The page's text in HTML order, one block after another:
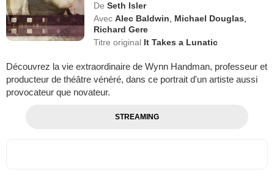
De Seth Isler
Avec Alec Baldwin Michael Douglas
Richard Gere
Titre original It Takes a Lunatic
Découvrez la vie extraordinaire de Wynn Handman, professeur et
producteur de théâtre vénéré, dans ce portrait d'un artiste aussi
provocateur que novateur.
STREAMING